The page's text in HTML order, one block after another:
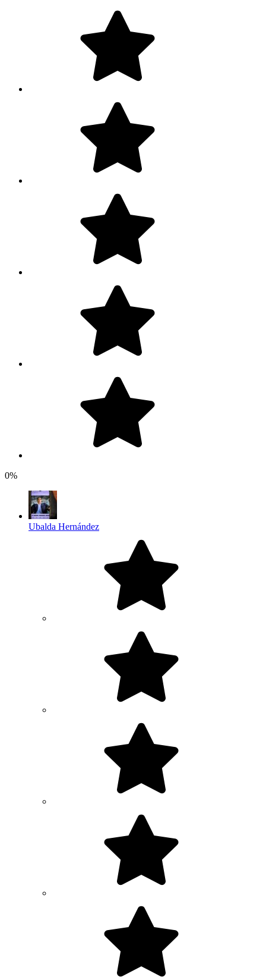
0%
Ubalda Hernández